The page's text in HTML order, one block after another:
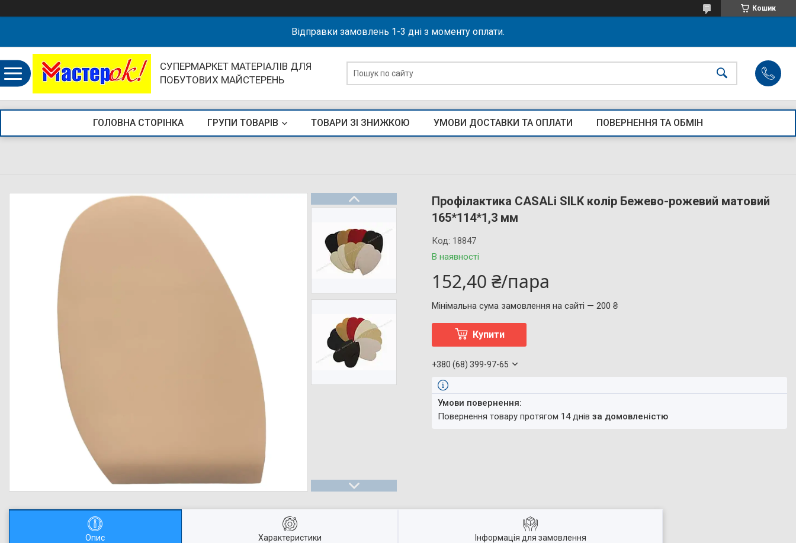
Кошик
Відправки замовлень 1-3 дні з моменту оплати.
СУПЕРМАРКЕТ МАТЕРІАЛІВ ДЛЯ
ПОБУТОВИХ МАЙСТЕРЕНЬ
ГОЛОВНА СТОРІНКА ГРУПИ ТОВАРІВ ТОВАРИ ЗІ ЗНИЖКОЮ УМОВИ ДОСТАВКИ ТА ОПЛАТИ ПОВЕРНЕННЯ ТА ОБМІН
Профілактика CASALi SILK колір Бежево-рожевий матовий
165*114*1,3 мм
В наявності
Код: 18847
152,40 ₴/пара
Мінімальна сума замовлення на сайті — 200 ₴
Купити
+380 (68) 399-97-65
повернення товару протягом 14 днівза домовленістю
Опис Характеристики Інформація для замовлення